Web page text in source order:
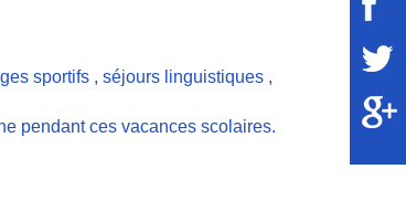
sportifs , séjours linguistiques ,
pendant ces vacances scolaires.